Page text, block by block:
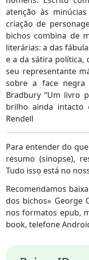
atenção às
criação de
bichos combina de
literárias: a das
e a da sátira política,
seu representante
sobre a face negra
Bradbury “Um livro
brilho ainda intacto
Rendell
Para entender do
resumo (sinopse),
Tudo isso está no
Recomendamos
dos bichos» George
nos formatos epub,
book, telefone